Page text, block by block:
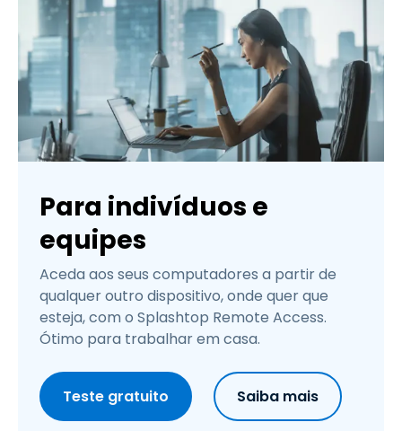
Para indivíduos e
equipes
Aceda aos seus computadores a partir de
qualquer outro dispositivo, onde quer que
esteja, com o Splashtop Remote Access.
Ótimo para trabalhar em casa.
Teste gratuito Saiba mais